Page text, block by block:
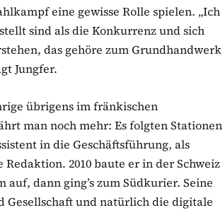
eine gewisse Rolle spielen. „Ich
sind als die Konkurrenz und sich
das gehöre zum Grundhandwerk
Jungfer.
übrigens im fränkischen
man noch mehr: Es folgten Stationen
in die Geschäftsführung, als
2010 baute er in der Schweiz
dann ging’s zum Südkurier. Seine
und natürlich die digitale